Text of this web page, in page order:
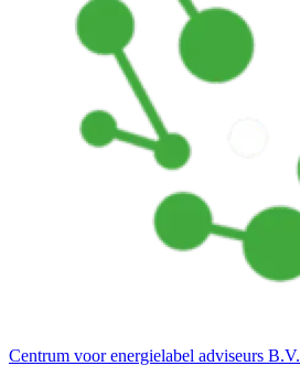
Centrum voor energielabel adviseurs B.V.